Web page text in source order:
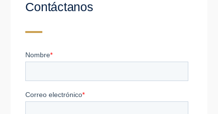
Contáctanos